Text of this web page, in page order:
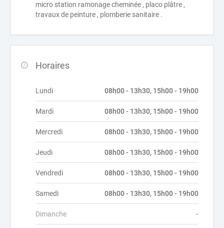
micro station ramonage cheminée , placo plâtre ,
travaux de peinture , plomberie sanitaire .
Horaires
Lundi 08h00 - 13h30, 15h00 - 19h00
Mardi 08h00 - 13h30, 15h00 - 19h00
Mercredi 08h00 - 13h30, 15h00 - 19h00
Jeudi 08h00 - 13h30, 15h00 - 19h00
Vendredi 08h00 - 13h30, 15h00 - 19h00
Samedi 08h00 - 13h30, 15h00 - 19h00
Dimanche -